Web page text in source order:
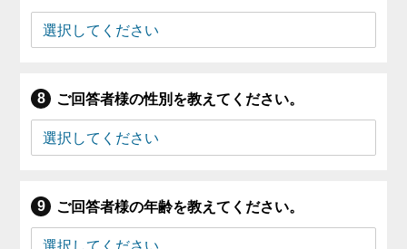
ご回答者様の性別を教えてください。
ご回答者様の年齢を教えてください。